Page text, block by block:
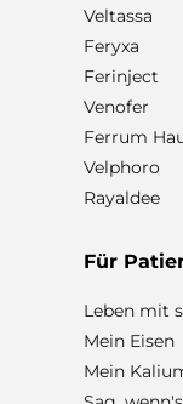
Veltassa
Feryxa
Ferinject
Venofer
Ferrum
Velphoro
Rayaldee
Für
Leben mit
Mein Eisen
Mein